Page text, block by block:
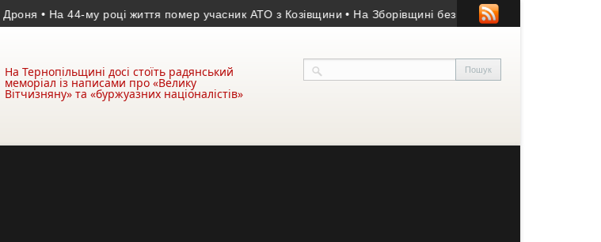
• На 44-му році життя помер учасник АТО з Козівщини • На Зборівщині безвісти зник чоловік із
На Тернопільщині досі стоїть радянський
меморіал із написами про «Велику
Вітчизняну» та «буржуазних націоналістів»